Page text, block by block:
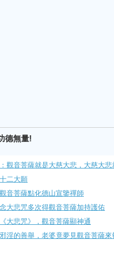
德無量!
觀音菩薩就是大慈大悲，大慈大
二大願
音菩薩點化德山宣鑒禪師
大悲咒多次得觀音菩薩加持護佑
大悲咒》，觀音菩薩顯神通
淫的善舉，老婆竟夢見觀音菩薩來